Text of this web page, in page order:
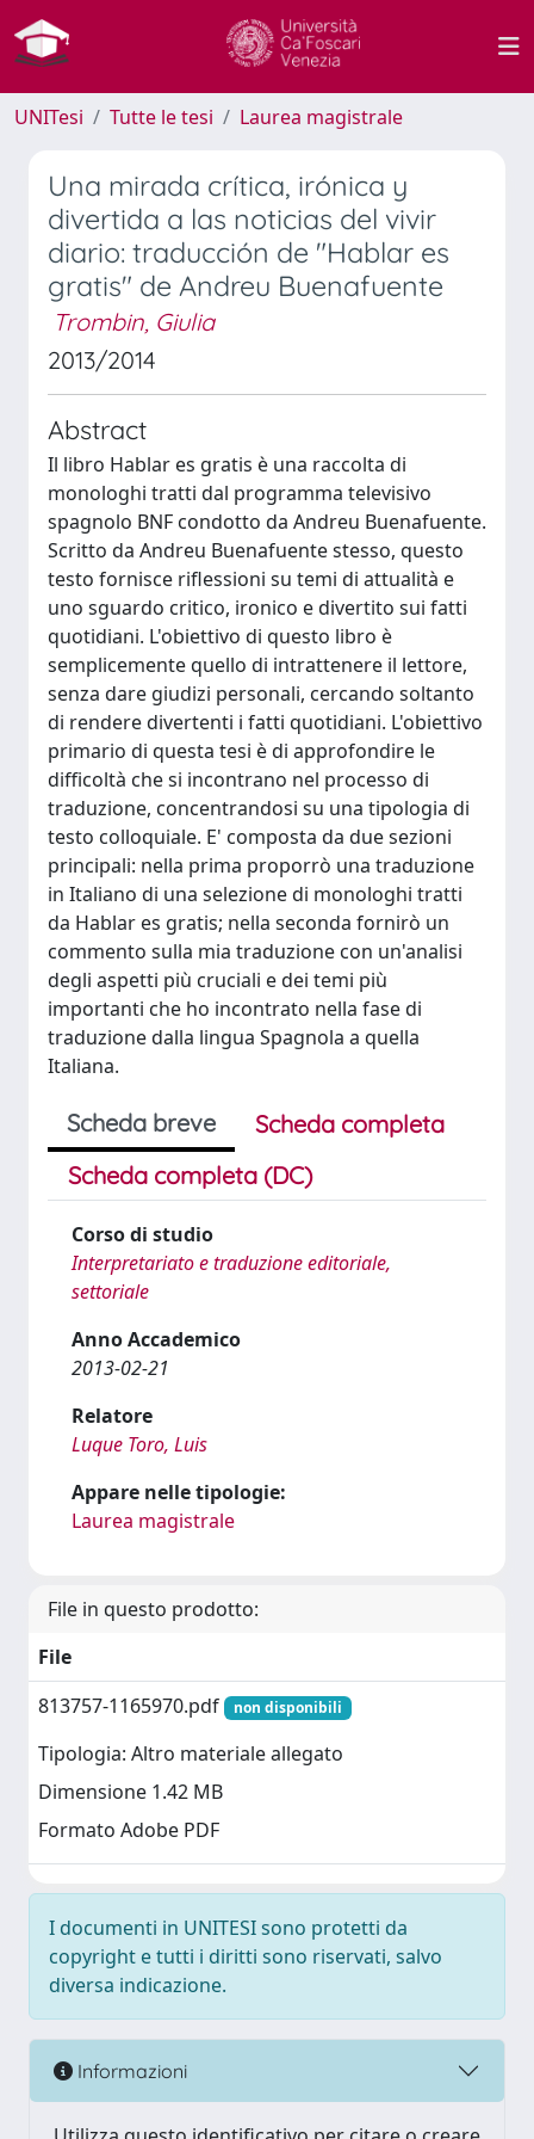
UNITesi Tutte le tesi Laurea magistrale
Una mirada crítica, irónica y
divertida a las noticias del vivir
diario: traducción de "Hablar es
gratis" de Andreu Buenafuente
Trombin, Giulia
2013/2014
Abstract
Il libro Hablar es gratis è una raccolta di
monologhi tratti dal programma televisivo
spagnolo BNF condotto da Andreu Buenafuente.
Scritto da Andreu Buenafuente stesso, questo
testo fornisce riflessioni su temi di attualità e
uno sguardo critico, ironico e divertito sui fatti
quotidiani. L'obiettivo di questo libro è
semplicemente quello di intrattenere il lettore,
senza dare giudizi personali, cercando soltanto
di rendere divertenti i fatti quotidiani. L'obiettivo
primario di questa tesi è di approfondire le
difficoltà che si incontrano nel processo di
traduzione, concentrandosi su una tipologia di
testo colloquiale. E' composta da due sezioni
principali: nella prima proporrò una traduzione
in Italiano di una selezione di monologhi tratti
da Hablar es gratis; nella seconda fornirò un
commento sulla mia traduzione con un'analisi
degli aspetti più cruciali e dei temi più
importanti che ho incontrato nella fase di
traduzione dalla lingua Spagnola a quella
Italiana.
Scheda breve
Scheda completa
Scheda completa (DC)
Corso di studio
Interpretariato e traduzione editoriale,
settoriale
Anno Accademico
2013-02-21
Relatore
Luque Toro, Luis
Appare nelle tipologie:
Laurea magistrale
File in questo prodotto:
File
813757-1165970.pdf
non disponibili
Tipologia: Altro materiale allegato
Dimensione 1.42 MB
Formato Adobe PDF
I documenti in UNITESI sono protetti da
copyright e tutti i diritti sono riservati, salvo
diversa indicazione.
Informazioni